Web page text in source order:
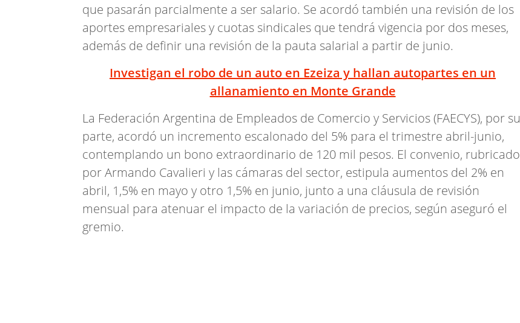
que pasarán parcialmente a ser salario. Se acordó también una revisión de los
aportes empresariales y cuotas sindicales que tendrá vigencia por dos meses,
además de definir una revisión de la pauta salarial a partir de junio.
Investigan el robo de un auto en Ezeiza y hallan autopartes en un
allanamiento en Monte Grande
La Federación Argentina de Empleados de Comercio y Servicios (FAECYS), por su
parte, acordó un incremento escalonado del 5% para el trimestre abril-junio,
contemplando un bono extraordinario de 120 mil pesos. El convenio, rubricado
por Armando Cavalieri y las cámaras del sector, estipula aumentos del 2% en
abril, 1,5% en mayo y otro 1,5% en junio, junto a una cláusula de revisión
mensual para atenuar el impacto de la variación de precios, según aseguró el
gremio.